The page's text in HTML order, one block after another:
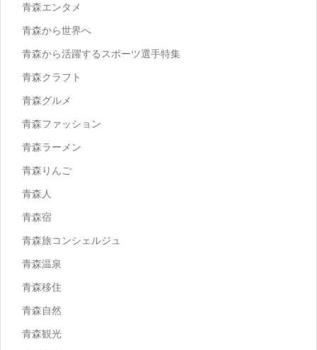
青森エンタメ
青森から世界へ
青森から活躍するスポーツ選手特集
青森クラフト
青森グルメ
青森ファッション
青森ラーメン
青森りんご
青森人
青森宿
青森旅コンシェルジュ
青森温泉
青森移住
青森自然
青森観光